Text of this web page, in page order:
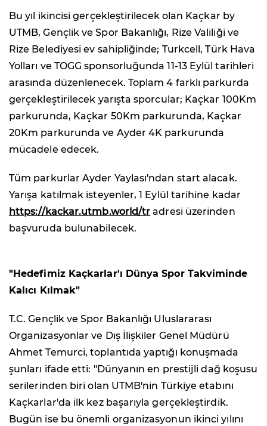
Bu yıl ikincisi gerçekleştirilecek olan Kaçkar by
UTMB, Gençlik ve Spor Bakanlığı, Rize Valiliği ve
Rize Belediyesi ev sahipliğinde; Turkcell, Türk Hava
Yolları ve TOGG sponsorluğunda 11-13 Eylül tarihleri
arasında düzenlenecek. Toplam 4 farklı parkurda
gerçekleştirilecek yarışta sporcular; Kaçkar 100Km
parkurunda, Kaçkar 50Km parkurunda, Kaçkar
20Km parkurunda ve Ayder 4K parkurunda
mücadele edecek.
Tüm parkurlar Ayder Yaylası'ndan start alacak.
Yarışa katılmak isteyenler, 1 Eylül tarihine kadar
https://kackar.utmb.world/tr adresi üzerinden
başvuruda bulunabilecek.
"Hedefimiz Kaçkarlar'ı Dünya Spor Takviminde
Kalıcı Kılmak"
T.C. Gençlik ve Spor Bakanlığı Uluslararası
Organizasyonlar ve Dış İlişkiler Genel Müdürü
Ahmet Temurci, toplantıda yaptığı konuşmada
şunları ifade etti: "Dünyanın en prestijli dağ koşusu
serilerinden biri olan UTMB'nin Türkiye etabını
Kaçkarlar'da ilk kez başarıyla gerçekleştirdik.
Bugün ise bu önemli organizasyonun ikinci yılını